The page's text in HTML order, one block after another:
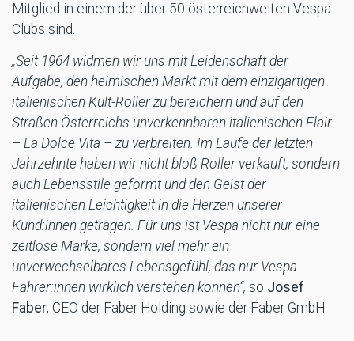
Mitglied in einem der über 50 österreichweiten Vespa-
Clubs sind.
„Seit 1964 widmen wir uns mit Leidenschaft der
Aufgabe, den heimischen Markt mit dem einzigartigen
italienischen Kult-Roller zu bereichern und auf den
Straßen Österreichs unverkennbaren italienischen Flair
– La Dolce Vita – zu verbreiten. Im Laufe der letzten
Jahrzehnte haben wir nicht bloß Roller verkauft, sondern
auch Lebensstile geformt und den Geist der
italienischen Leichtigkeit in die Herzen unserer
Kund:innen getragen. Für uns ist Vespa nicht nur eine
zeitlose Marke, sondern viel mehr ein
unverwechselbares Lebensgefühl, das nur Vespa-
Fahrer:innen wirklich verstehen können“, so Josef
Faber, CEO der Faber Holding sowie der Faber GmbH.